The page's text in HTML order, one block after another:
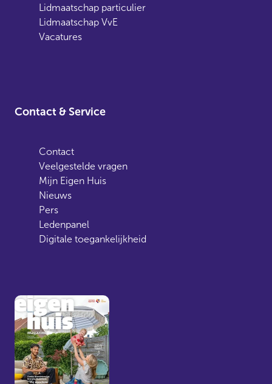
Lidmaatschap particulier
Lidmaatschap VvE
Vacatures
Contact & Service
Contact
Veelgestelde vragen
Mijn Eigen Huis
Nieuws
Pers
Ledenpanel
Digitale toegankelijkheid